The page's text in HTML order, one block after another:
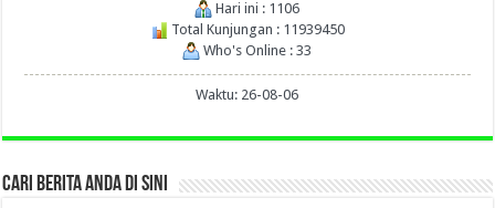
Hari ini : 1106
Total Kunjungan : 11939450
Who's Online : 33
Waktu: 26-08-06
CARI BERITA ANDA DI SINI